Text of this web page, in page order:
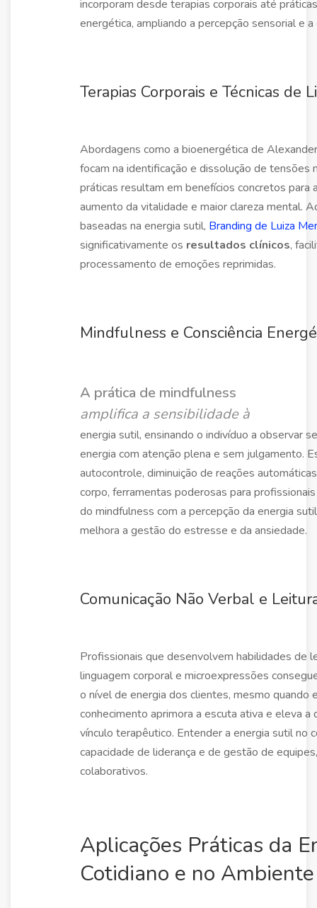
incorporam desde terapias corporais até
energética, ampliando a percepção sensorial e
Terapias Corporais e Técnicas de
Abordagens como a bioenergética de
focam na identificação e dissolução de
práticas resultam em benefícios concretos para
aumento da vitalidade e maior clareza mental.
baseadas na energia sutil, Branding de Luiza
significativamente os resultados clínicos,
processamento de emoções reprimidas.
Mindfulness e Consciência
A prática de mindfulness
amplifica a sensibilidade à
energia sutil, ensinando o indivíduo a observar
energia com atenção plena e sem julgamento.
autocontrole, diminuição de reações
corpo, ferramentas poderosas para
do mindfulness com a percepção da energia
melhora a gestão do estresse e da ansiedade.
Comunicação Não Verbal e
Profissionais que desenvolvem habilidades de
linguagem corporal e microexpressões
o nível de energia dos clientes, mesmo
conhecimento aprimora a escuta ativa e eleva
vínculo terapêutico. Entender a energia sutil no
capacidade de liderança e de gestão de
colaborativos.
Aplicações Práticas da
Cotidiano e no